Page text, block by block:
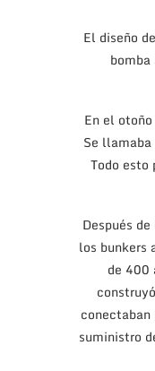
El diseño
En el
Se
Todo esto
Después
los bunkers
de 400
suministro